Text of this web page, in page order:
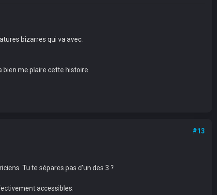
bizarres qui va avec.
me plaire cette histoire.
#13
Tu te sépares pas d'un des 3 ?
accessibles.